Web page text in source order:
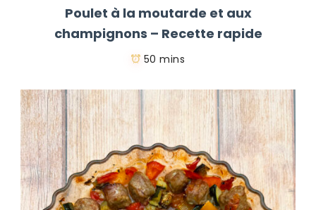
Poulet à la moutarde et aux
champignons – Recette rapide
50 mins